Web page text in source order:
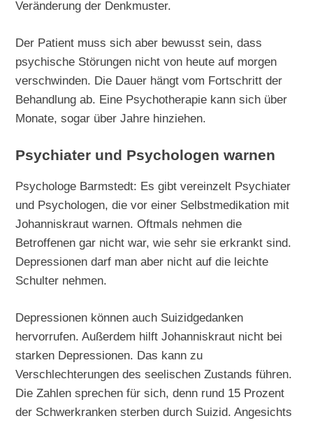
Veränderung der Denkmuster.
Der Patient muss sich aber bewusst sein, dass
psychische Störungen nicht von heute auf morgen
verschwinden. Die Dauer hängt vom Fortschritt der
Behandlung ab. Eine Psychotherapie kann sich über
Monate, sogar über Jahre hinziehen.
Psychiater und Psychologen warnen
Psychologe Barmstedt: Es gibt vereinzelt Psychiater
und Psychologen, die vor einer Selbstmedikation mit
Johanniskraut warnen. Oftmals nehmen die
Betroffenen gar nicht war, wie sehr sie erkrankt sind.
Depressionen darf man aber nicht auf die leichte
Schulter nehmen.
Depressionen können auch Suizidgedanken
hervorrufen. Außerdem hilft Johanniskraut nicht bei
starken Depressionen. Das kann zu
Verschlechterungen des seelischen Zustands führen.
Die Zahlen sprechen für sich, denn rund 15 Prozent
der Schwerkranken sterben durch Suizid. Angesichts